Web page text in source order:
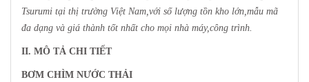
Tsurumi tại thị trường Việt Nam,với số lượng tồn kho lớn,mẫu mã
đa dạng và giá thành tốt nhất cho mọi nhà máy,công trình.
II. MÔ TẢ CHI TIẾT
BƠM CHÌM NƯỚC THẢI